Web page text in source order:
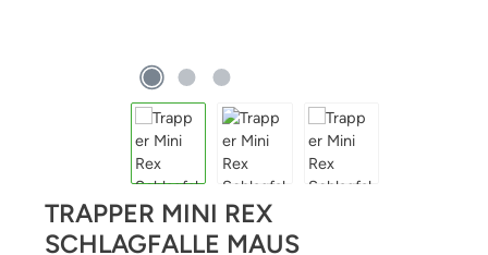
TRAPPER MINI REX
SCHLAGFALLE MAUS